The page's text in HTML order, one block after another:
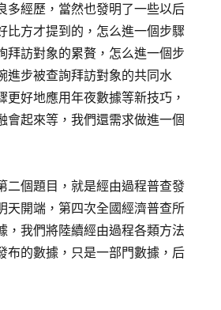
多經歷，當然也發明了一些以后
比方才提到的，怎么進一個步驟
拜訪對象的累贅，怎么進一個步
進步被查詢拜訪對象的共同水
更好地應用年夜數據等新技巧，
會起來等，我們還需求做進一個
二個題目，就是經由過程普查發
天開端，第四次全國經濟普查所
，我們將陸續經由過程各類方法
布的數據，只是一部門數據，后